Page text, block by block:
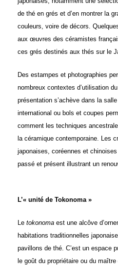
de thé en grés et d’en montrer la
couleurs, voire de décors.
aux œuvres des céramistes
ces grés destinés aux thés sur le
Des estampes et photographies
nombreux contextes d’utilisation
présentation s’achève dans la
international ou bols et coupes
comment les techniques
la céramique contemporaine. Les
japonaises, coréennes et
passé et présent illustrant un
L’« unité de Tokonoma »
Le tokonoma est une alcôve
habitations traditionnelles
pavillons de thé. C’est un espace
le goût du propriétaire ou du